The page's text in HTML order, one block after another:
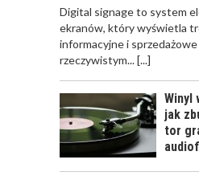
​Digital signage to system
ekranów, który wyświetla
informacyjne i
rzeczywistym...[...]
Winyl
jak
tor